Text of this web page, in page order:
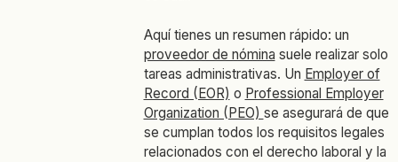
Aquí tienes un resumen rápido: un
proveedor de nómina suele realizar solo
tareas administrativas. Un Employer of
Record (EOR) o Professional Employer
Organization (PEO) se asegurará de que
se cumplan todos los requisitos legales
relacionados con el derecho laboral y la